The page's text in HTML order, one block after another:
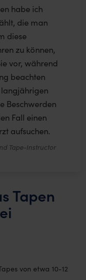
habe ich
die man
diese
zu können,
vor, während
beachten
Beschwerden
Fall einen
aufsuchen.
Tape-Instructor
Tapen
von etwa 10-12